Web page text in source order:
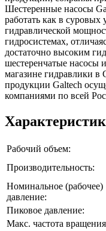
Шестеренные насосы
работать как в
гидравлической
гидросистемах,
достаточно высоким
шестеренчатые
магазине гидравлики в
продукции Galtech
компаниями по всей
Рабочий объем:
Производительность:
Номинальное (рабочее)
давление:
Пиковое давление:
Макс. частота